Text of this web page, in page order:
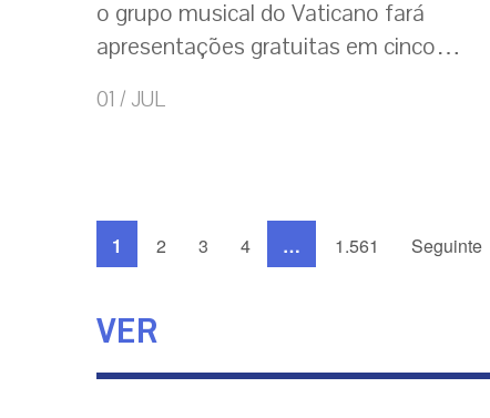
o grupo musical do Vaticano fará
apresentações gratuitas em cinco…
01 / JUL
1 2 3 4 … 1.561 Seguinte
VER